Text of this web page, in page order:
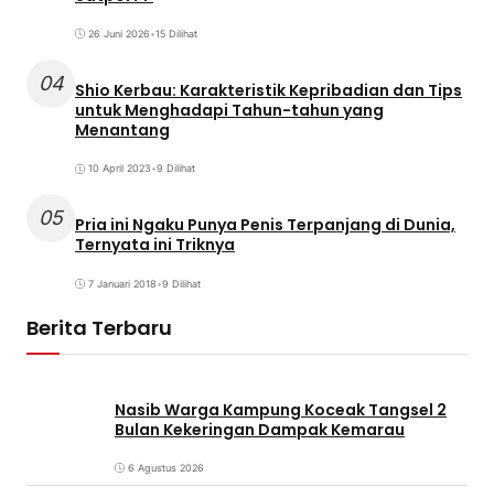
26 Juni 2026•15 Dilihat
04 Shio Kerbau: Karakteristik Kepribadian dan Tips
untuk Menghadapi Tahun-tahun yang
Menantang
10 April 2023•9 Dilihat
05 Pria ini Ngaku Punya Penis Terpanjang di Dunia,
Ternyata ini Triknya
7 Januari 2018•9 Dilihat
Berita Terbaru
Nasib Warga Kampung Koceak Tangsel 2
Bulan Kekeringan Dampak Kemarau
6 Agustus 2026